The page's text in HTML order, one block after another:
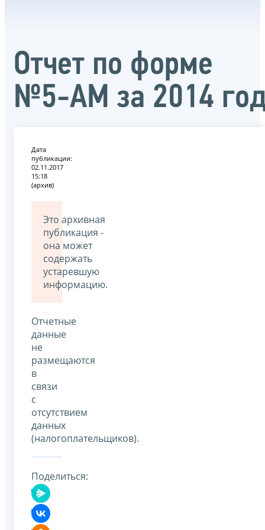
Отчет по форме
№5-АМ за 2014
Дата
публикации:
02.11.2017
15:18
(архив)
Это архивная
публикация -
она может
содержать
устаревшую
информацию.
Отчетные
данные
не
размещаются
в
связи
с
отсутствием
данных
(налогоплательщиков).
Поделиться: